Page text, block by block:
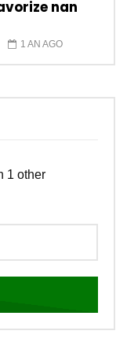
nan
1 AN AGO
1 other